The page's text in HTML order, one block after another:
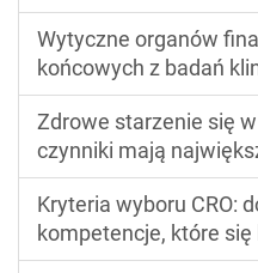
Wytyczne organów
końcowych z badań
Zdrowe starzenie się
czynniki mają
Kryteria wyboru CRO:
kompetencje, które się